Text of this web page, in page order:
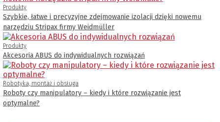
Produkty
Szybkie, łatwe i precyzyjne zdejmowanie izolacji dzięki nowemu
narzędziu Stripax firmy Weidmüller
Produkty
Akcesoria ABUS do indywidualnych rozwiązań
Robotyka, montaż i obsługa
Roboty czy manipulatory – kiedy i które rozwiązanie jest
optymalne?